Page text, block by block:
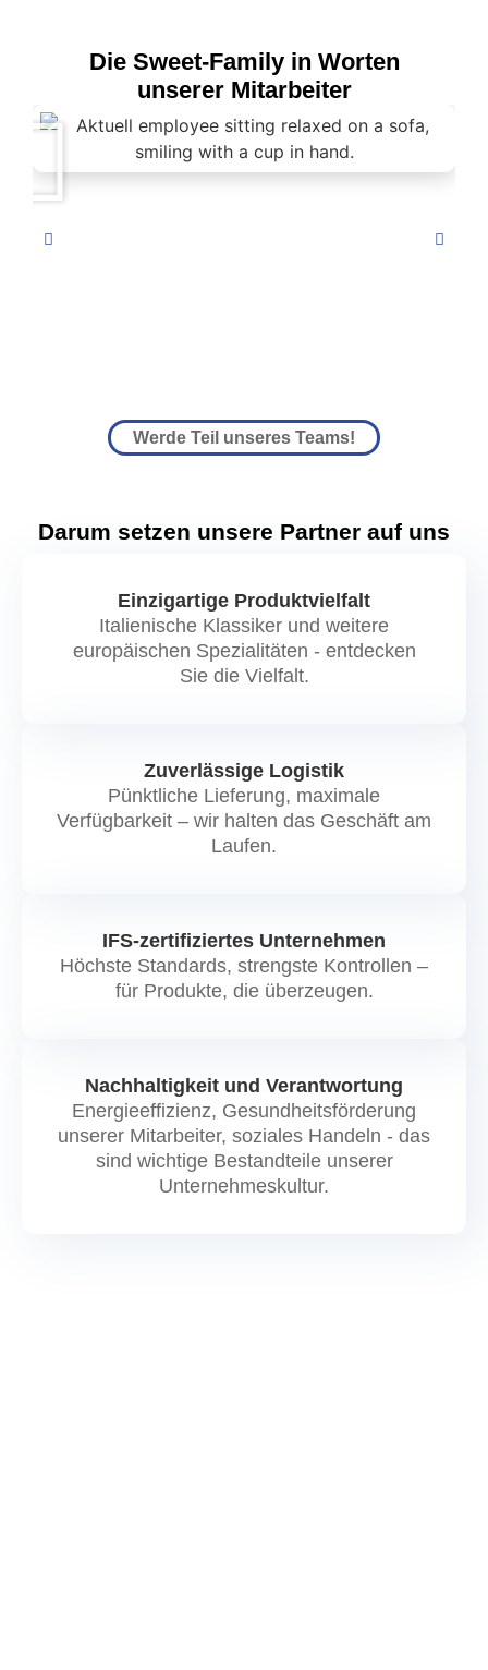
Die Sweet-Family in Worten
unserer Mitarbeiter
Werde Teil unseres Teams!
Darum setzen unsere Partner auf uns
Einzigartige Produktvielfalt
Italienische Klassiker und weitere
europäischen Spezialitäten - entdecken
Sie die Vielfalt.
Zuverlässige Logistik
Pünktliche Lieferung, maximale
Verfügbarkeit – wir halten das Geschäft am
Laufen.
IFS-zertifiziertes Unternehmen
Höchste Standards, strengste Kontrollen –
für Produkte, die überzeugen.
Nachhaltigkeit und Verantwortung
Energieeffizienz, Gesundheitsförderung
unserer Mitarbeiter, soziales Handeln - das
sind wichtige Bestandteile unserer
Unternehmeskultur.